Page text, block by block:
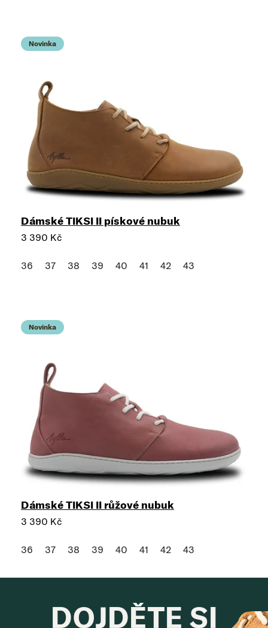
Novinka
Dámské TIKSI II pískové nubuk
3 390 Kč
36 37 38 39 40 41 42 43
Novinka
Dámské TIKSI II růžové nubuk
3 390 Kč
36 37 38 39 40 41 42 43
DOJDĚTE SI